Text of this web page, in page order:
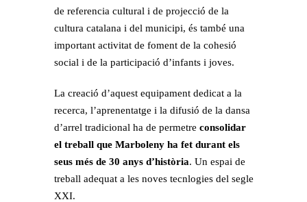
de referencia cultural i de projecció de la
cultura catalana i del municipi, és també una
important activitat de foment de la cohesió
social i de la participació d’infants i joves.
La creació d’aquest equipament dedicat a la
recerca, l’aprenentatge i la difusió de la dansa
d’arrel tradicional ha de permetre consolidar
el treball que Marboleny ha fet durant els
seus més de 30 anys d’història. Un espai de
treball adequat a les noves tecnlogies del segle
XXI.